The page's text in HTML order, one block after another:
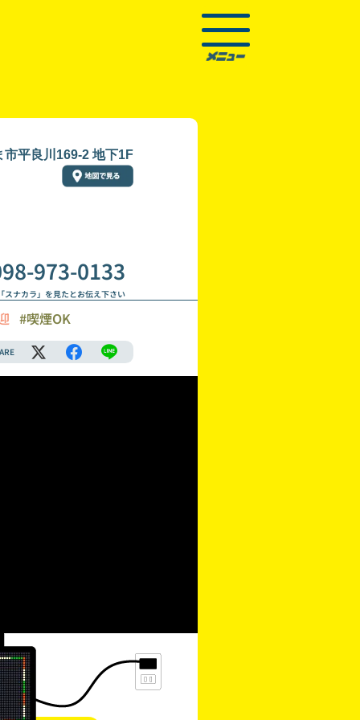
市平良川169-2 地下1F
973-0133
スナカラ」を見たとお伝え下さい
#喫煙OK